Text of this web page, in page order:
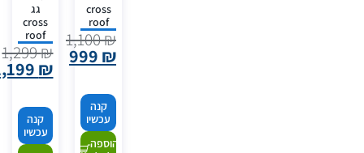
cross
roof
1,100₪
999 ₪
קנה
עכשיו
הוספה
גג
cross
roof
1,299₪
₪
קנה
עכשיו